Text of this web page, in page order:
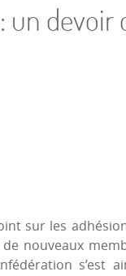
devoir
sur les
nouveaux
s’est